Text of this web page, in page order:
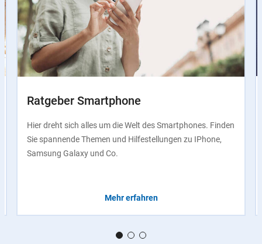
Ratgeber Smartphone
Hier dreht sich alles um die Welt des Smartphones. Finden
Sie spannende Themen und Hilfestellungen zu IPhone,
Samsung Galaxy und Co.
Mehr erfahren